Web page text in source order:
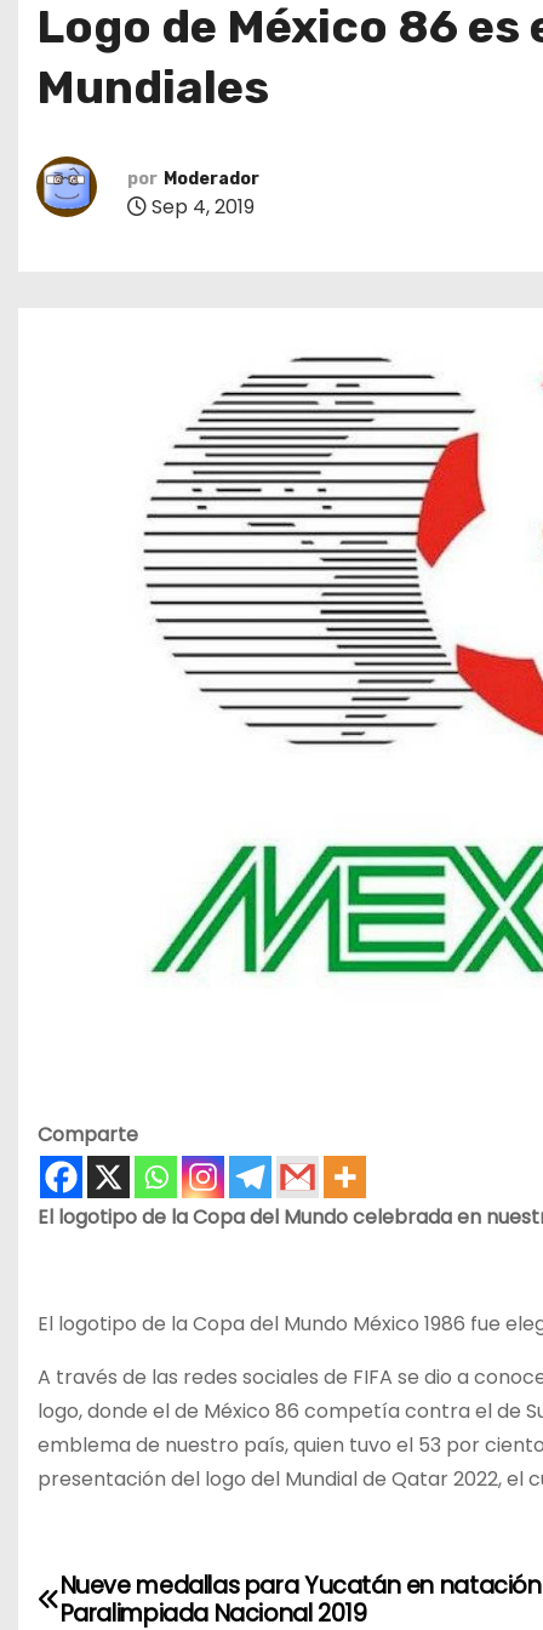
Logo de México 86
Mundiales
por Moderador
Sep 4, 2019
Comparte
El logotipo de la Copa del Mundo celebrada en
El logotipo de la Copa del Mundo México 1986 fue
​A través de las redes sociales de FIFA se dio a
logo, donde el de México 86 competía contra el de
emblema de nuestro país, quien tuvo el 53 por
presentación del logo del Mundial de Qatar 2022,
NNueve medallas para Yucatán en
Paralimpiada Nacional 2019